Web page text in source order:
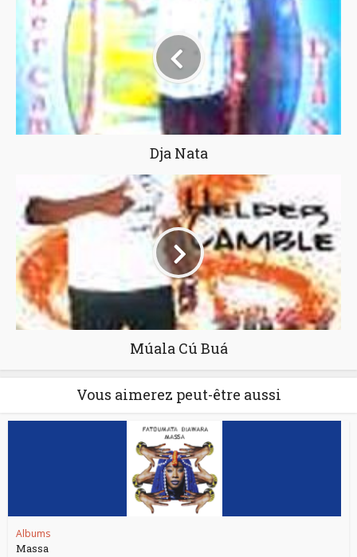
Dja Nata
Múala Cú Buá
Vous aimerez peut-être aussi
Albums
Massa